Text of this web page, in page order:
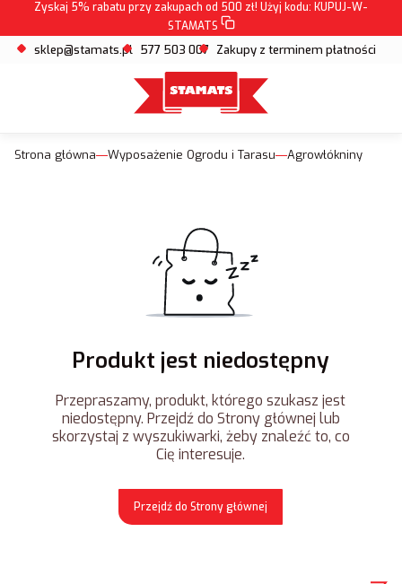
Zyskaj 5% rabatu przy zakupach od 500 zł! Użyj kodu: KUPUJ-W-
STAMATS
sklep@stamats.pl 577 503 007 Zakupy z terminem płatności
Strona główna Wyposażenie Ogrodu i Tarasu Agrowłókniny
Produkt jest niedostępny
Przepraszamy, produkt, którego szukasz jest
niedostępny. Przejdź do Strony głównej lub
skorzystaj z wyszukiwarki, żeby znaleźć to, co
Cię interesuje.
Przejdź do Strony głównej